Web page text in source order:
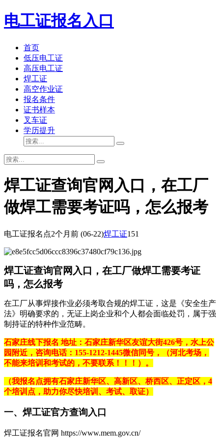
电工证报名入口
首页
低压电工证
高压电工证
焊工证
高空作业证
报名条件
证书样本
叉车证
学历提升
焊工证查询官网入口，在工厂
做焊工需要考证吗，怎么报考
电工证报名点2个月前 (06-22)焊工证151
焊工证查询官网入口，在工厂做焊工需要考证
吗，怎么报考
在工厂从事焊接作业‌必须考取合规的焊工证‌，这是《安全生产
法》明确要求的，无证上岗企业和个人都会面临处罚，属于强
制持证的特种作业范畴。
石家庄线下报名 地址：石家庄新华区友谊大街426号，水上公
园附近，咨询电话：155-1212-1445微信同号，（河北考场，
不能来培训和考试的，不要联系！！！）。
（我报名点拥有石家庄新华区、高新区、桥西区、正定区，4
个培训点，助力你尽快培训、考试、取证）
一、焊工证官方查询入口
焊工证报名官网 https://www.mem.gov.cn/